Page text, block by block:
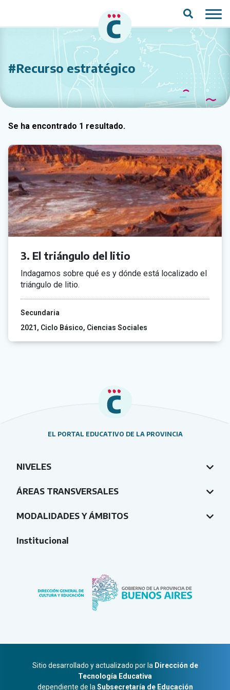
#Recurso estratégico
Se ha encontrado 1 resultado.
3. El triángulo del litio
Indagamos sobre qué es y dónde está localizado el
triángulo de litio.
Secundaria
2021
Ciclo Básico Ciencias Sociales
EL PORTAL EDUCATIVO DE LA PROVINCIA
NIVELES
ÁREAS TRANSVERSALES
MODALIDADES Y ÁMBITOS
Institucional
Sitio desarrollado y actualizado por la Dirección de
Tecnología Educativa
dependiente de la Subsecretaría de Educación